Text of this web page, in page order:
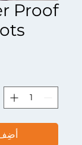
Proof
أضِف